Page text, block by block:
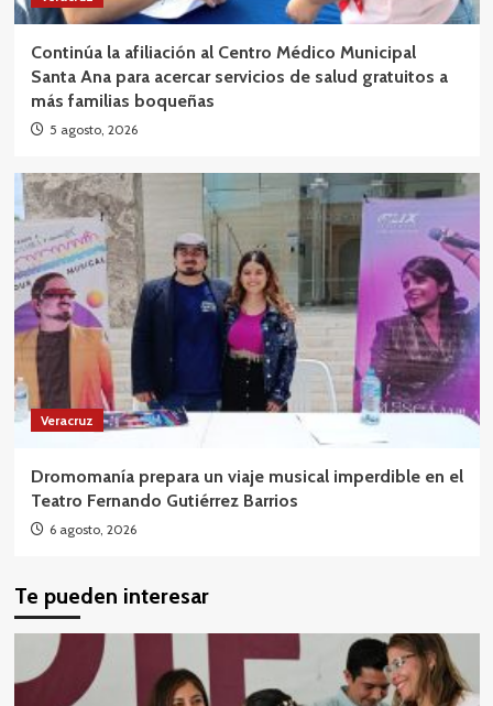
Continúa la afiliación al Centro Médico Municipal
Santa Ana para acercar servicios de salud gratuitos a
más familias boqueñas
5 agosto, 2026
Veracruz
Dromomanía prepara un viaje musical imperdible en el
Teatro Fernando Gutiérrez Barrios
6 agosto, 2026
Te pueden interesar